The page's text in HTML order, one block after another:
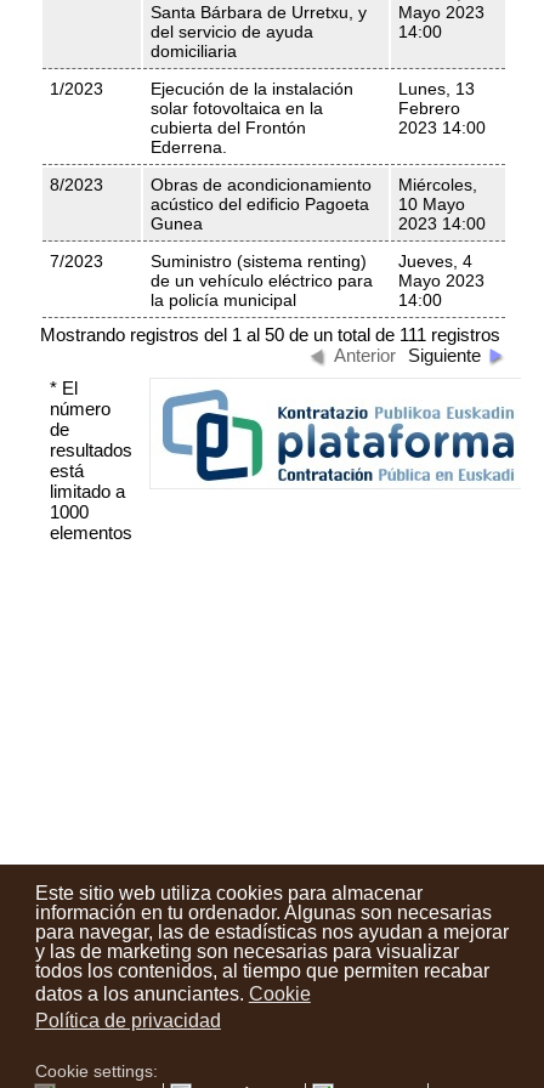
Este sitio web utiliza cookies para almacenar
información en tu ordenador. Algunas son necesarias
para navegar, las de estadísticas nos ayudan a mejorar
y las de marketing son necesarias para visualizar
todos los contenidos, al tiempo que permiten recabar
datos a los anunciantes. Cookie
Política de privacidad
Cookie settings:
Contactos Condiciones de uso Aviso legal
Noticias
Tu opinión cuenta
instagram
facebookyoutube